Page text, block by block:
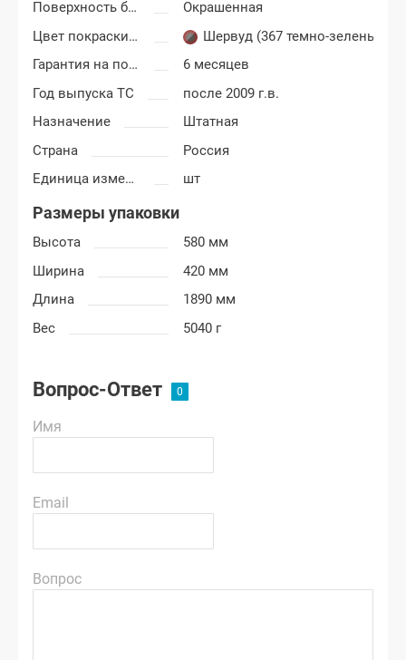
Поверхность бампера
Окрашенная
Цвет покраски Шевроле Нива
Шервуд (367 темно-зеленый)
Гарантия на покраску
6 месяцев
Год выпуска ТС
после 2009 г.в.
Назначение
Штатная
Страна
Россия
Единица измерения
шт
Размеры упаковки
Высота
580 мм
Ширина
420 мм
Длина
1890 мм
Вес
5040 г
Вопрос-Ответ
Имя
Email
Вопрос